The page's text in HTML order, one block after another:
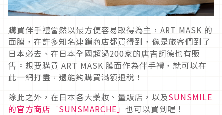
購買伴手禮當然以最方便容易取得為主，ART MASK 的
面膜，在許多知名連鎖商店都買得到，像是旅客們到了
日本必去、在日本全國超過200家的唐吉訶德也有販
售。想要購買 ART MASK 膜面作為伴手禮，就可以在
此一網打盡，還能夠購買滿額退稅！
除此之外，在日本各大藥妝、量販店，以及SUNSMILE
的官方商店「SUNSMARCHE」 也可以買到喔！